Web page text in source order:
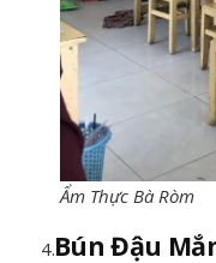
Ẩm Thực Bà Ròm
Bún Đậu